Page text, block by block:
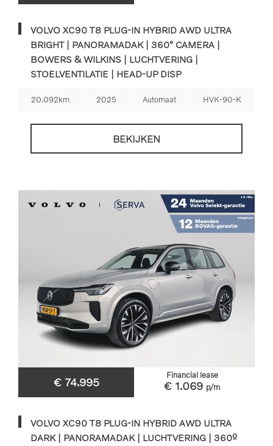
VOLVO XC90 T8 PLUG-IN HYBRID AWD ULTRA
BRIGHT | PANORAMADAK | 360° CAMERA |
BOWERS & WILKINS | LUCHTVERING |
STOELVENTILATIE | HEAD-UP DISP
20.092km 2025 Automaat HVK-90-K
BEKIJKEN
€ 74.995
Financial lease
€ 1.069 p/m
VOLVO XC90 T8 PLUG-IN HYBRID AWD ULTRA
DARK | PANORAMADAK | LUCHTVERING | 360º